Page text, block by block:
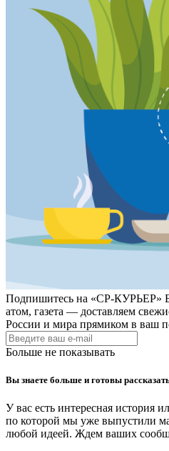
Подпишитесь на «СР-КУРЬЕР»
атом, газета — доставляем
России и мира прямиком в ваш
Больше не показывать
Вы знаете больше и готовы
У вас есть интересная история
по которой мы уже выпустили
любой идеей. Ждем ваших